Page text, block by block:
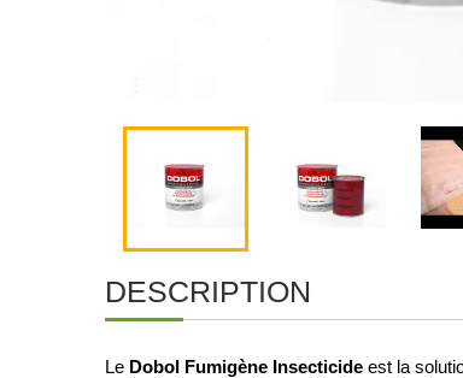
DESCRIPTION
Le Dobol Fumigène Insecticide est la